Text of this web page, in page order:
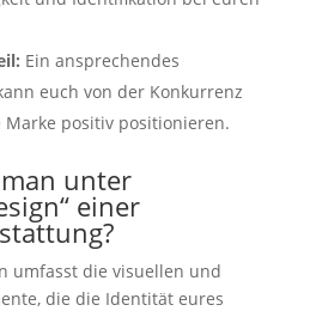
Ein ansprechendes
euch von der Konkurrenz
positiv positionieren.
unter
einer
umfasst die visuellen und
die die Identität eures